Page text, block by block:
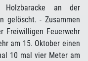
an der
gelöscht. - Zusammen
Freiwilligen Feuerwehr
am 15. Oktober einen
10 mal vier Meter am